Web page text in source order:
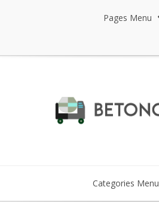
Pages Menu
Categories Menu